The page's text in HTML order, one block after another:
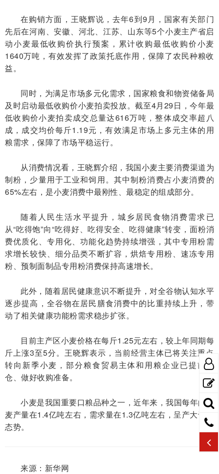
在购销方面，王晓辉说，去年6到9月，国家有关部门
先后在河南、安徽、河北、江苏、山东等5个小麦主产省启
动小麦最低收购价执行预案，累计收购最低收购价小麦
1640万吨，有效发挥了政策托底作用，保障了农民种粮收
益。
同时，为满足市场多元化需求，国家粮食和物资储备局
及时启动最低收购价小麦拍卖投放。截至4月29日，今年最
低收购价小麦拍卖成交总量达616万吨，整体成交率超八
成，成交均价每斤1.19元，有效满足市场上多元主体的用
粮需求，保障了市场平稳运行。
从消费情况看，王晓辉介绍，我国小麦主要消费渠道为
制粉，少量用于工业和饲用。其中制粉消费占小麦消费的
65%左右，是小麦消费中最刚性、最稳定的组成部分。
随着人民生活水平提升，城乡居民食物消费需求已
从“吃得饱”向“吃得好、吃得安全、吃得健康”转变，面粉消
费优质化、专用化、功能化趋势持续增强，其中专用粉需
求增长较快、细分品类不断扩容，烘焙专用粉、速冻专用
粉、预制面制品专用粉消费保持高速增长。
此外，随着居民健康意识不断提升，对全谷物认知水平
逐步提高，全谷物在居民膳食消费中的比重持续上升，带
动了相关健康功能粉需求稳步扩张。
目前主产区小麦价格在每斤1.25元左右，较上年同期每
斤上涨3至5分。王晓辉表示，当前经营主体已将关注重点
转向新季小麦，部分粮食贸易主体和用粮企业已提前腾
仓、做好收购准备。
小麦是我国重要口粮品种之一，近年来，我国每年的小
麦产量在1.4亿吨左右，需求量在1.3亿吨左右，呈产大于需
态势。
来源：新华网